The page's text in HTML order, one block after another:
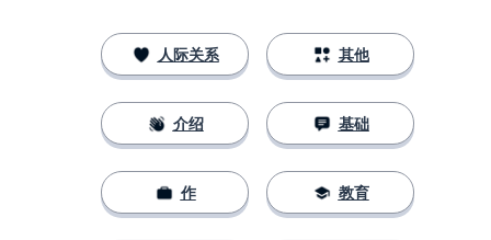
人际关系
介绍
作
其他
基础
教育